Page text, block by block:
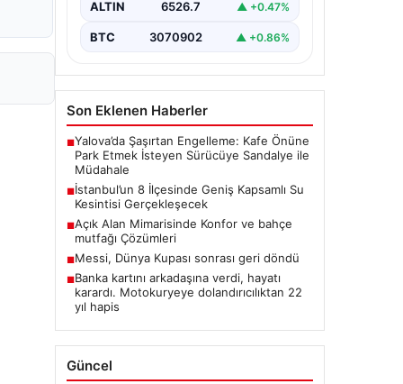
ALTIN 6526.7 ▲ +0.47%
BTC 3070902 ▲ +0.86%
Son Eklenen Haberler
■Yalova’da Şaşırtan Engelleme: Kafe Önüne
Park Etmek İsteyen Sürücüye Sandalye ile
Müdahale
■İstanbul’un 8 İlçesinde Geniş Kapsamlı Su
Kesintisi Gerçekleşecek
■Açık Alan Mimarisinde Konfor ve bahçe
mutfağı Çözümleri
■Messi, Dünya Kupası sonrası geri döndü
■Banka kartını arkadaşına verdi, hayatı
karardı. Motokuryeye dolandırıcılıktan 22
yıl hapis
Güncel